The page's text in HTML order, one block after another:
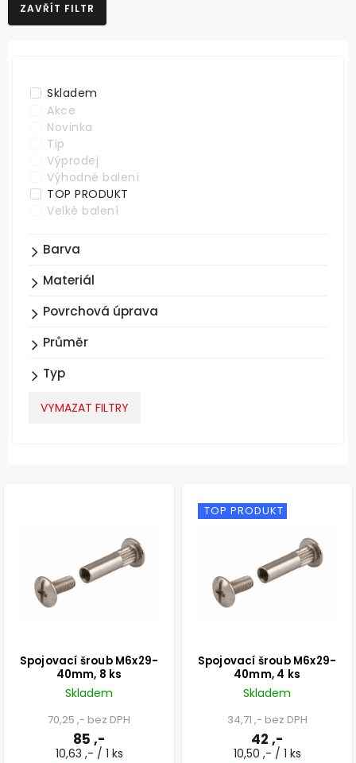
NEJLEVNĚJŠÍ
ZAVŘÍT FILTR
Skladem
Akce
Novinka
Tip
Výprodej
Výhodné balení
TOP PRODUKT
Velké balení
Barva
Materiál
Povrchová úprava
Průměr
Typ
VYMAZAT FILTRY
Spojovací šroub M6x29-
40mm, 8 ks
Skladem
70,25 ,- bez DPH
85 ,-
10,63 ,- / 1 ks
TOP PRODUKT
Spojovací šroub M6x29-
40mm, 4 ks
Skladem
34,71 ,- bez DPH
42 ,-
10,50 ,- / 1 ks